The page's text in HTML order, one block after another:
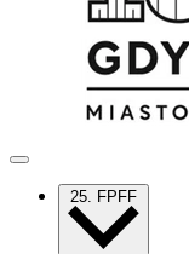
25. FPFF